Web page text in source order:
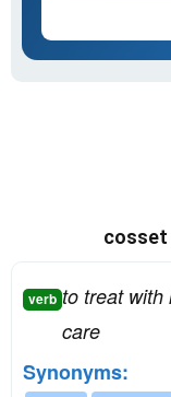
verb to treat with
care
Synonyms: